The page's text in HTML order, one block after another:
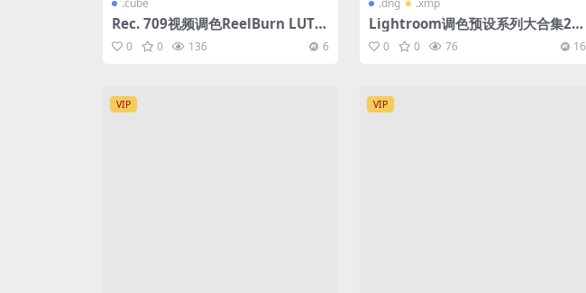
.cube
Rec. 709视频调色ReelBurn LUT合
集 0 0 136 6
.dng .xmp
Lightroom调色预设系列大合集20
230 0 76 16
VIP VIP